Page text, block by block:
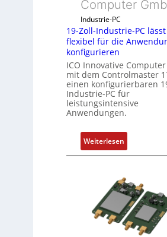
l
i
c
s
e
l
e
m
e
n
t
m
i
t
S
p
Computer
Industrie-PC
19-Zoll-Industrie-PC
flexibel für die
konfigurieren
ICO Innovative
mit dem Controlmaster
einen konfigurierbaren
Industrie-PC für
leistungsintensive
Anwendungen.
Weiterlesen:
1
-
Z
o
l
l